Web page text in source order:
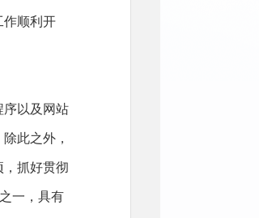
作顺利开
序以及网站
此之外，
抓好贯彻
一，具有